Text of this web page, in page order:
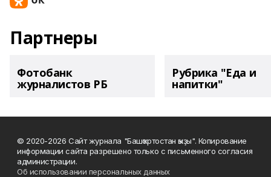
Партнеры
Фотобанк
журналистов РБ
Рубрика "Еда и
напитки"
© 2020-2026 Сайт журнала "Башҡортостан ҡыҙы". Копирование
информации сайта разрешено только с письменного согласия
администрации.
Об использовании персональных данных